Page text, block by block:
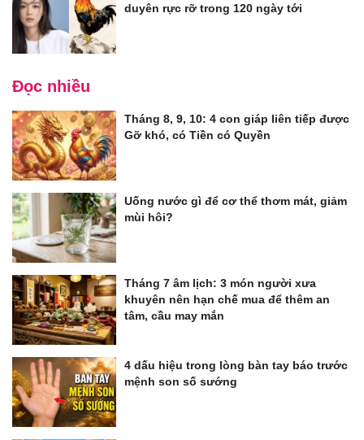
duyên rực rỡ trong 120 ngày tới
Đọc nhiều
Tháng 8, 9, 10: 4 con giáp liên tiếp được
Gỡ khó, có Tiền có Quyền
Uống nước gì để cơ thể thơm mát, giảm
mùi hôi?
Tháng 7 âm lịch: 3 món người xưa
khuyên nên hạn chế mua để thêm an
tâm, cầu may mắn
4 dấu hiệu trong lòng bàn tay báo trước
mệnh son số sướng